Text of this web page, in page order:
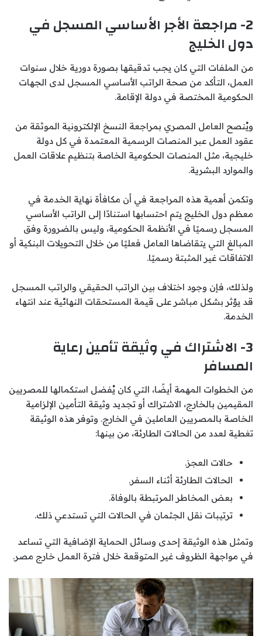
2- مراجعة الأجر الأساسي المسجل في
دول الخليج
من الملفات التي كان يجب تدقيقها بصورة دورية خلال سنوات
العمل، التأكد من صحة الراتب الأساسي المسجل لدى الجهات
الحكومية المختصة في دولة الإقامة.
ويُنصح العامل المصري بمراجعة النسخ الإلكترونية الموثقة من
عقود العمل عبر المنصات الرسمية المعتمدة في كل دولة
خليجية، مثل المنصات الحكومية الخاصة بتنظيم علاقات العمل
والموارد البشرية.
وتكمن أهمية هذه المراجعة في أن مكافأة نهاية الخدمة في
معظم دول الخليج يتم احتسابها استنادًا إلى الراتب الأساسي
المسجل رسميًا في الأنظمة الحكومية، وليس بالضرورة وفق
المبالغ التي يتقاضاها العامل فعليًا من خلال التحويلات البنكية أو
الاتفاقات غير المثبتة رسميًا.
ولذلك، فإن وجود اختلاف بين الراتب الحقيقي والراتب المسجل
قد يؤثر بشكل مباشر على قيمة المستحقات النهائية عند انتهاء
الخدمة.
3- الاشتراك في وثيقة تأمين رعاية
المسافر
من الخطوات المهمة أيضًا، التي كان يُفضل استكمالها للمصريين
المقيمين بالخارج، الاشتراك أو تجديد وثيقة التأمين الإلزامية
الخاصة بالمصريين العاملين في الخارج. وتوفر هذه الوثيقة
تغطية لعدد من الحالات الطارئة، من بينها:
حالات العجز.
الحالات الطارئة أثناء السفر.
بعض المخاطر المرتبطة بالوفاة.
ترتيبات نقل الجثمان في الحالات التي تستدعي ذلك.
وتمثل هذه الوثيقة إحدى وسائل الحماية الإضافية التي تساعد
في مواجهة الظروف غير المتوقعة خلال فترة العمل خارج مصر.